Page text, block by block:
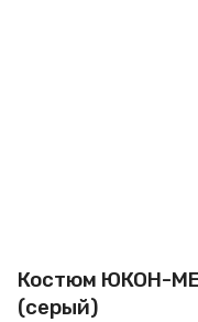
Костюм ЮКОН-
(серый)